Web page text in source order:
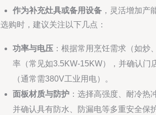
作为补充灶具或备用设备 ，灵活增加产
购时，建议关注以下几点：
功率与电压 ：根据常用烹饪需求（如炒
率（常见如3.5KW-15KW），并确认门
（通常需380V工业用电）。
面板材质与防护 ：选择高强度、耐冷热
并确认具有防水、防漏电等多重安全保